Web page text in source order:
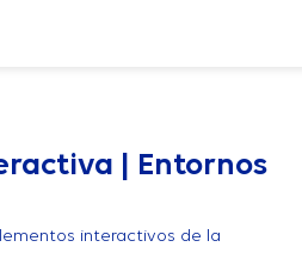
| Entornos
interactivos de la